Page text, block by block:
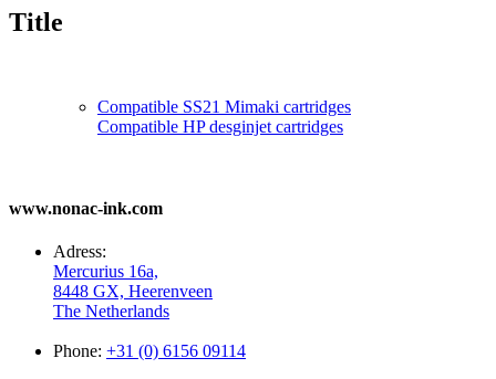
view
Title
Compatible SS21 Mimaki cartridges
Compatible HP desginjet cartridges
www.nonac-ink.com
Adress:
Mercurius 16a,
8448 GX, Heerenveen
The Netherlands
Phone: +31 (0) 6156 09114